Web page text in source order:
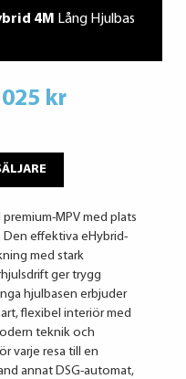
4M
Lång Hjulbas
kr
MPV med plats
effektiva eHybrid-
med stark
ger trygg
hjulbasen erbjuder
flexibel interiör med
teknik och
varje resa till en
annat DSG-automat,